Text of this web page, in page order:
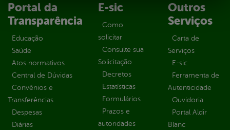
Portal da
Transparência
Educação
Saúde
Atos normativos
Central de Dúvidas
Convênios e
Transferências
Despesas
Diárias
E-sic
Como
solicitar
Consulte sua
Solicitação
Decretos
Estatísticas
Formulários
Prazos e
autoridades
Outros
Serviços
Carta de
Serviços
E-sic
Ferramenta de
Autenticidade
Ouvidoria
Portal Aldir
Blanc